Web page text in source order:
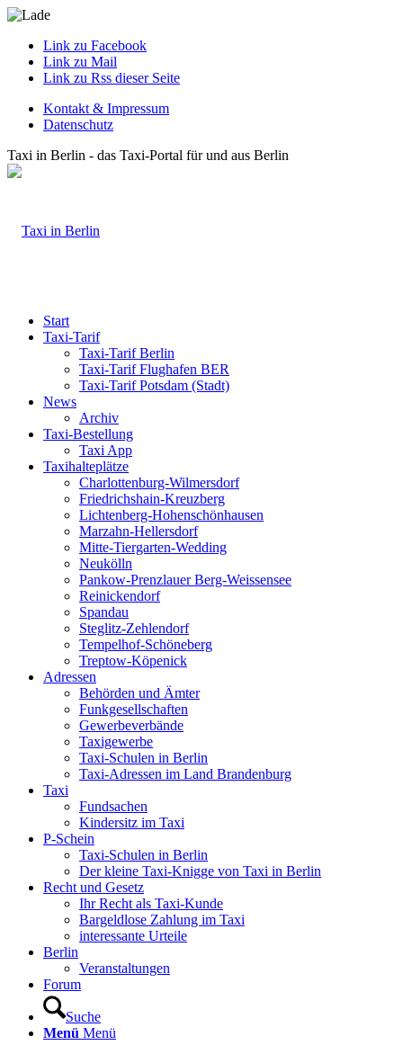
Link zu Facebook
Link zu Mail
Link zu Rss dieser Seite
Kontakt & Impressum
Datenschutz
Taxi in Berlin - das Taxi-Portal für und aus Berlin
Start
Taxi-Tarif
Taxi-Tarif Berlin
Taxi-Tarif Flughafen BER
Taxi-Tarif Potsdam (Stadt)
News
Archiv
Taxi-Bestellung
Taxi App
Taxihalteplätze
Charlottenburg-Wilmersdorf
Friedrichshain-Kreuzberg
Lichtenberg-Hohenschönhausen
Marzahn-Hellersdorf
Mitte-Tiergarten-Wedding
Neukölln
Pankow-Prenzlauer Berg-Weissensee
Reinickendorf
Spandau
Steglitz-Zehlendorf
Tempelhof-Schöneberg
Treptow-Köpenick
Adressen
Behörden und Ämter
Funkgesellschaften
Gewerbeverbände
Taxigewerbe
Taxi-Schulen in Berlin
Taxi-Adressen im Land Brandenburg
Taxi
Fundsachen
Kindersitz im Taxi
P-Schein
Taxi-Schulen in Berlin
Der kleine Taxi-Knigge von Taxi in Berlin
Recht und Gesetz
Ihr Recht als Taxi-Kunde
Bargeldlose Zahlung im Taxi
interessante Urteile
Berlin
Veranstaltungen
Forum
Suche
Menü Menü